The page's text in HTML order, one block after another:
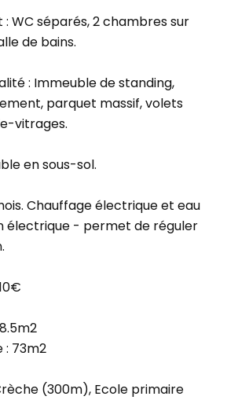
: WC séparés, 2 chambres sur
de bains.
: Immeuble de standing,
parquet massif, volets
vitrages.
en sous-sol.
Chauffage électrique et eau
électrique - permet de réguler
: 73m2
(300m), Ecole primaire